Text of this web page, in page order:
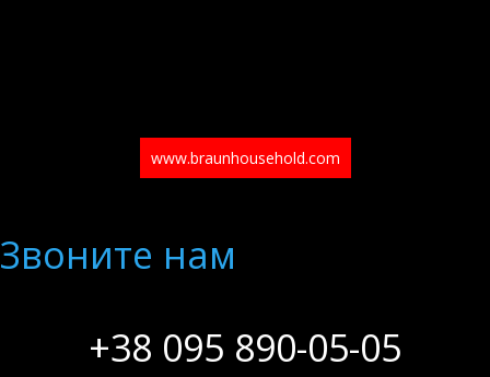
www.braunhousehold.com
Звоните нам
+38 095 890-05-05